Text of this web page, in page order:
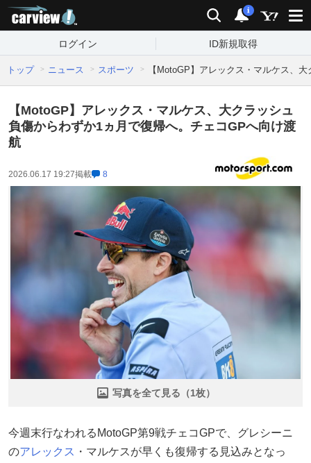
検索 通知
i
ログイン ID新規取得
トップ ニュース スポーツ 【MotoGP】アレックス・マルケス、
【MotoGP】アレックス・マルケス、大クラッシュ
負傷からわずか1ヵ月で復帰へ。チェコGPへ向け渡
航
2026.06.17 19:27掲載 8
写真を全て見る（1枚）
今週末行なわれるMotoGP第9戦チェコGPで、グレシーニ
のアレックス ・マルケスが早くも復帰する見込みとなっ